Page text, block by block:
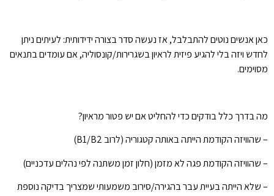
כאן אנשים נוטים להתבלבל, אז נעשה סדר בצורה ידידותית: לעיתים ניתן
לחדש ויזה בלי להגיע פיזית לראיון בשגרירות/קונסוליה, אם עומדים בתנאים
מסוימים.
מה בדרך כלל בודקים כדי להחליט אם יש פטור מראיון?
– שהוויזה הקודמת הייתה באותה קטגוריה (לרוב B1/B2)
– שהוויזה הקודמת פגה לא מזמן (חלון זמן משתנה לפי נהלים עדכניים)
– שלא הייתה בעיית עבר בהגירה/סירוב משמעותי שמצריך בדיקה נוספת